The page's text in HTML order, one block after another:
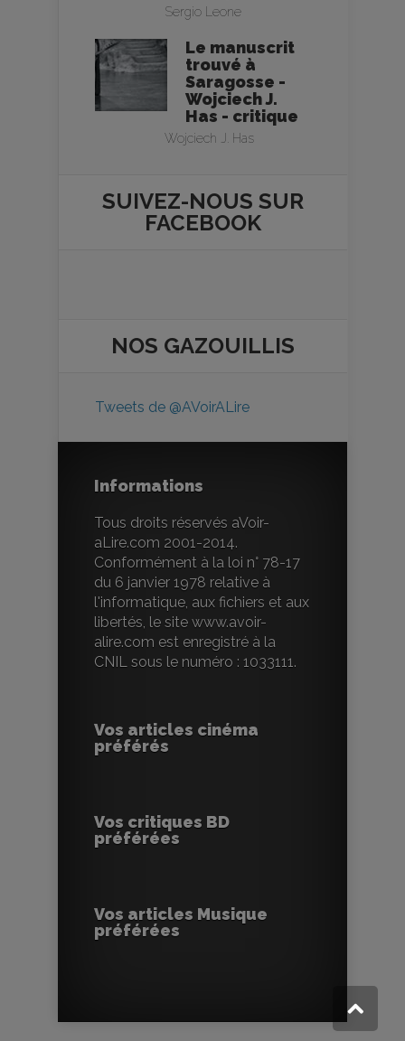
Sergio Leone
Le manuscrit
trouvé à
Saragosse -
Wojciech J.
Has - critique
Wojciech J. Has
SUIVEZ-NOUS SUR
FACEBOOK
NOS GAZOUILLIS
Tweets de @AVoirALire
Informations
Tous droits réservés aVoir-
aLire.com 2001-2014.
Conformément à la loi n° 78-17
du 6 janvier 1978 relative à
l'informatique, aux fichiers et aux
libertés, le site www.avoir-
alire.com est enregistré à la
CNIL sous le numéro : 1033111.
Vos articles cinéma
préférés
Vos critiques BD
préférées
Vos articles Musique
préférées